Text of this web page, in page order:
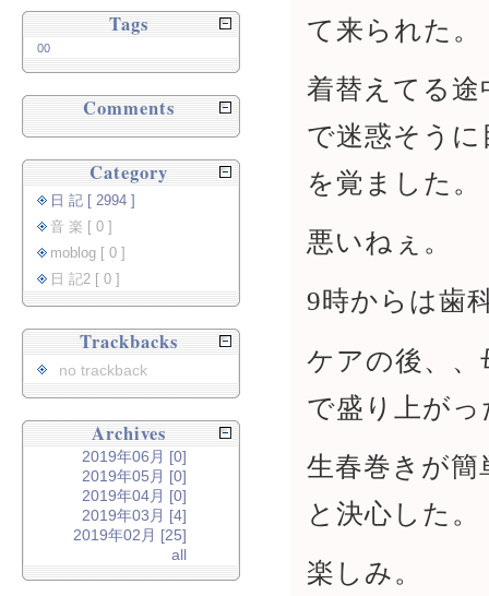
て来られた。
着替えてる途
で迷惑そうに
を覚ました。
悪いねぇ。
9時からは歯
ケアの後、
で盛り上がっ
生春巻きが
と決心した。
楽しみ。
Tags
00
Comments
Category
日 記 [ 2994 ]
音 楽 [ 0 ]
moblog [ 0 ]
日 記2 [ 0 ]
Trackbacks
no trackback
Archives
2019年06月 [0]
2019年05月 [0]
2019年04月 [0]
2019年03月 [4]
2019年02月 [25]
all